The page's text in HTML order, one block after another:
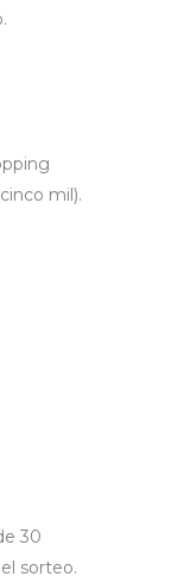
mil).
30
sorteo.